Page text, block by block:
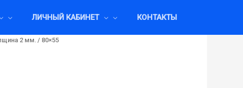
ЛИЧНЫЙ КАБИНЕТ КОНТАКТЫ
2 мм. / 80×55